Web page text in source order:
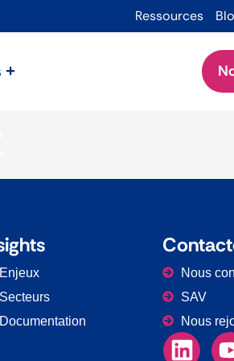
Ressources
Nous
SAV
Nous